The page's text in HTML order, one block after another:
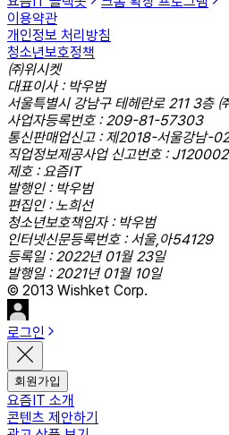
이용약관
개인정보 처리방침
청소년보호정책
㈜위시켓
대표이사 : 박우범
서울특별시 강남구 테헤란로 211 3층
사업자등록번호 : 209-81-57303
통신판매업신고 : 제2018-서울강남-
직업정보제공사업 신고번호 :
제호 : 요즘IT
발행인 : 박우범
편집인 : 노희선
청소년보호책임자 : 박우범
인터넷신문등록번호 : 서울,아54129
등록일 : 2022년 01월 23일
발행일 : 2021년 01월 10일
© 2013 Wishket Corp.
로그인
회원가입
요즘IT 소개
콘텐츠 제안하기